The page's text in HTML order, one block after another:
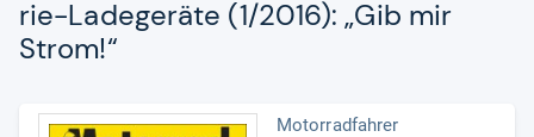
rie-​Lade­ge­räte (1/2016): „Gib mir
Strom!“
Motorradfahrer